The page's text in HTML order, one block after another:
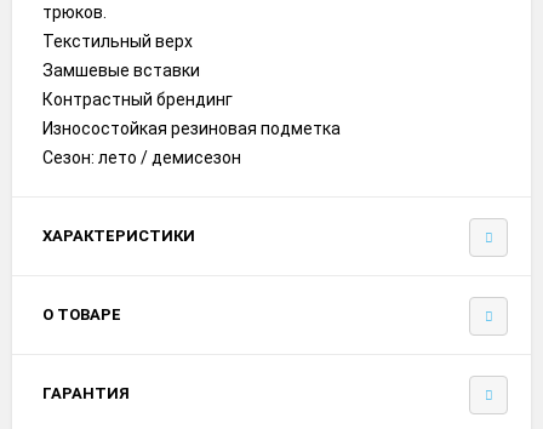
трюков.
Текстильный верх
Замшевые вставки
Контрастный брендинг
Износостойкая резиновая подметка
Сезон: лето / демисезон
ХАРАКТЕРИСТИКИ
О ТОВАРЕ
ГАРАНТИЯ